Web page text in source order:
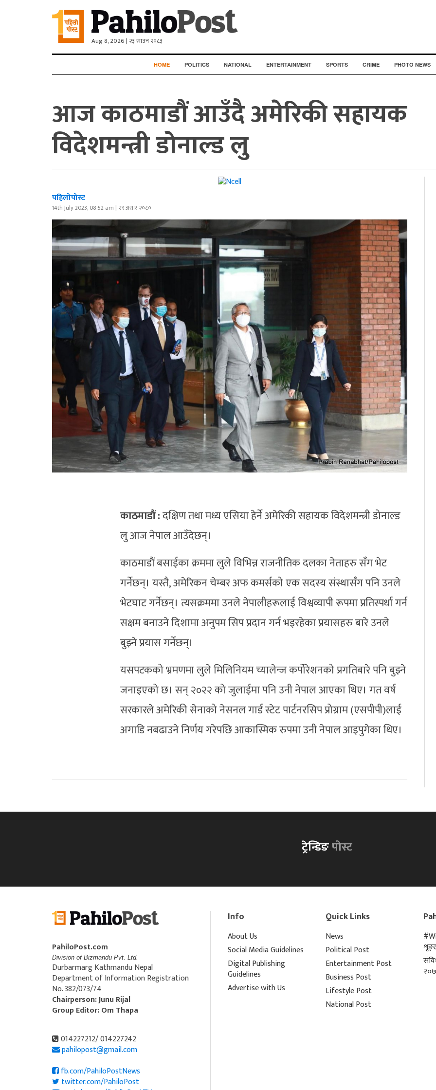
Aug 8, 2026 | २३ साउन २०८३
HOME POLITICS NATIONAL ENTERTAINMENT SPORTS CRIME PHOTO NEWS
आज काठमाडौं आउँदै अमेरिकी सहायक
विदेशमन्त्री डोनाल्ड लु
पहिलोपोस्ट
14th July 2023, 08:52 am | २९ असार २०८०
काठमाडौं :दक्षिण तथा मध्य एसिया हेर्ने अमेरिकी सहायक विदेशमन्त्री डोनाल्ड
लु आज नेपाल आउँदेछन्।
काठमाडौं बसाईका क्रममा लुले विभिन्न राजनीतिक दलका नेताहरु सँग भेट
गर्नेछन्। यस्तै, अमेरिकन चेम्बर अफ कमर्सको एक सदस्य संस्थासँग पनि उनले
भेटघाट गर्नेछन्। त्यसक्रममा उनले नेपालीहरूलाई विश्वव्यापी रूपमा प्रतिस्पर्धा गर्न
सक्षम बनाउने दिशामा अनुपम सिप प्रदान गर्न भइरहेका प्रयासहरु बारे उनले
बुझ्ने प्रयास गर्नेछन्।
यसपटकको भ्रमणमा लुले मिलिनियम च्यालेन्ज कर्पोरेशनको प्रगतिबारे पनि बुझ्ने
जनाइएको छ। सन् २०२२ को जुलाईमा पनि उनी नेपाल आएका थिए। गत वर्ष
सरकारले अमेरिकी सेनाको नेसनल गार्ड स्टेट पार्टनरसिप प्रोग्राम (एसपीपी)लाई
अगाडि नबढाउने निर्णय गरेपछि आकास्मिक रुपमा उनी नेपाल आइपुगेका थिए।
ट्रेन्डिङपोस्ट
PahiloPost.com
Division of Bizmandu Pvt. Ltd.
Durbarmarg Kathmandu Nepal
Department of Information Registration
No. 382/073/74
Chairperson: Junu Rijal
Group Editor: Om Thapa
014227212/ 014227242
pahilopost@gmail.com
fb.com/PahiloPostNews
twitter.com/PahiloPost
Info
About Us
Social Media Guidelines
Digital Publishing
Guidelines
Advertise with Us
Quick Links
News
Political Post
Entertainment Post
Business Post
Lifestyle Post
National Post